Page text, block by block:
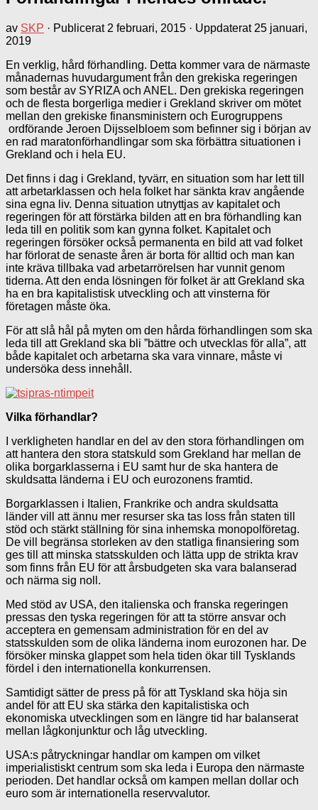
av SKP · Publicerat 2 februari, 2015 · Uppdaterat 25 januari,
2019
En verklig, hård förhandling. Detta kommer vara de närmaste
månadernas huvudargument från den grekiska regeringen
som består av SYRIZA och ANEL. Den grekiska regeringen
och de flesta borgerliga medier i Grekland skriver om mötet
mellan den grekiske finansministern och Eurogruppens
ordförande Jeroen Dijsselbloem som befinner sig i början av
en rad maratonförhandlingar som ska förbättra situationen i
Grekland och i hela EU.
Det finns i dag i Grekland, tyvärr, en situation som har lett till
att arbetarklassen och hela folket har sänkta krav angående
sina egna liv. Denna situation utnyttjas av kapitalet och
regeringen för att förstärka bilden att en bra förhandling kan
leda till en politik som kan gynna folket. Kapitalet och
regeringen försöker också permanenta en bild att vad folket
har förlorat de senaste åren är borta för alltid och man kan
inte kräva tillbaka vad arbetarrörelsen har vunnit genom
tiderna. Att den enda lösningen för folket är att Grekland ska
ha en bra kapitalistisk utveckling och att vinsterna för
företagen måste öka.
För att slå hål på myten om den hårda förhandlingen som ska
leda till att Grekland ska bli ”bättre och utvecklas för alla”, att
både kapitalet och arbetarna ska vara vinnare, måste vi
undersöka dess innehåll.
Vilka förhandlar?
I verkligheten handlar en del av den stora förhandlingen om
att hantera den stora statskuld som Grekland har mellan de
olika borgarklasserna i EU samt hur de ska hantera de
skuldsatta länderna i EU och eurozonens framtid.
Borgarklassen i Italien, Frankrike och andra skuldsatta
länder vill att ännu mer resurser ska tas loss från staten till
stöd och stärkt ställning för sina inhemska monopolföretag.
De vill begränsa storleken av den statliga finansiering som
ges till att minska statsskulden och lätta upp de strikta krav
som finns från EU för att årsbudgeten ska vara balanserad
och närma sig noll.
Med stöd av USA, den italienska och franska regeringen
pressas den tyska regeringen för att ta större ansvar och
acceptera en gemensam administration för en del av
statsskulden som de olika länderna inom eurozonen har. De
försöker minska glappet som hela tiden ökar till Tysklands
fördel i den internationella konkurrensen.
Samtidigt sätter de press på för att Tyskland ska höja sin
andel för att EU ska stärka den kapitalistiska och
ekonomiska utvecklingen som en längre tid har balanserat
mellan lågkonjunktur och låg utveckling.
USA:s påtryckningar handlar om kampen om vilket
imperialistiskt centrum som ska leda i Europa den närmaste
perioden. Det handlar också om kampen mellan dollar och
euro som är internationella reservvalutor.